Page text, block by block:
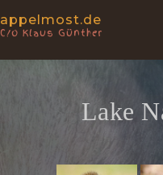
appelmost.de
C/o Klaus Günther
Lake